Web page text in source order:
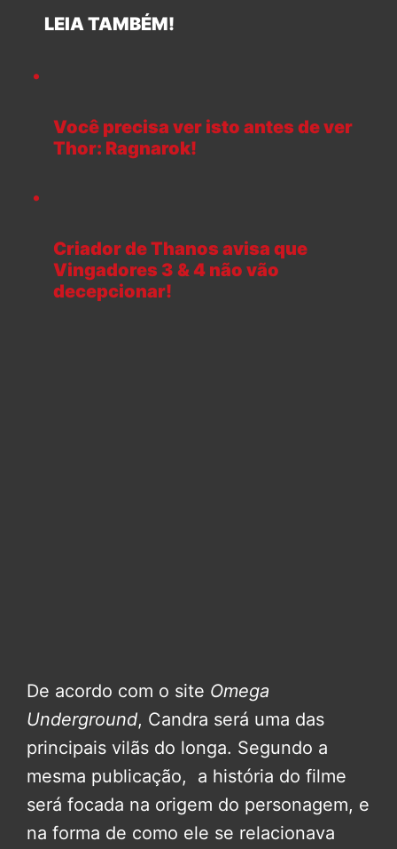
LEIA TAMBÉM!
Você precisa ver isto antes de ver
Thor: Ragnarok!
Criador de Thanos avisa que
Vingadores 3 & 4 não vão
decepcionar!
De acordo com o site Omega
Underground, Candra será uma das
principais vilãs do longa. Segundo a
mesma publicação, a história do filme
será focada na origem do personagem, e
na forma de como ele se relacionava